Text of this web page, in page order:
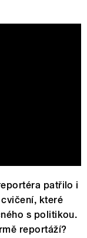
patřilo i
které
s politikou.
reportáží?